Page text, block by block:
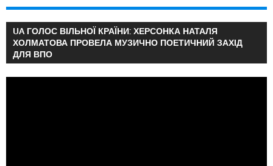
UA ГОЛОС ВІЛЬНОЇ КРАЇНИ: ХЕРСОНКА НАТАЛЯ
ХОЛМАТОВА ПРОВЕЛА МУЗИЧНО ПОЕТИЧНИЙ ЗАХІД
ДЛЯ ВПО